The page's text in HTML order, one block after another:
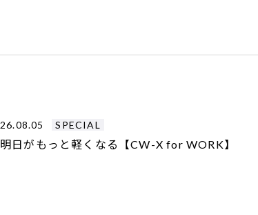
26.08.05 SPECIAL
明日がもっと軽くなる【CW-X for WORK】